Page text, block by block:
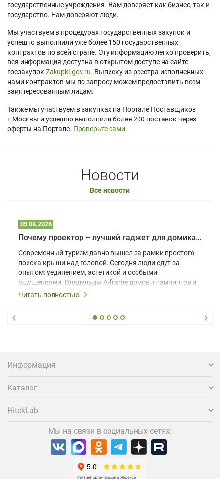
государственные учреждения. Нам доверяет как бизнес, так и
государство. Нам доверяют люди.
Мы участвуем в процедурах государственных закупок и
успешно выполнили уже более 150 государственных
контрактов по всей стране. Эту информацию легко проверить,
вся информация доступна в открытом доступе на сайте
госзакупок Zakupki.gov.ru. Выписку из реестра исполненных
нами контрактов мы по запросу можем предоставить всем
заинтересованным лицам.
Также мы участвуем в закупках на Портале Поставщиков
г.Москвы и успешно выполнили более 200 поставок через
оферты на Портале. Проверьте сами.
Новости
Все новости
05.08.2026
Почему проектор – лучший гаджет для домика в глэмпинге
Современный туризм давно вышел за рамки простого
поиска крыши над головой. Сегодня люди едут за
опытом: уединением, эстетикой и особыми
ощущениями. Владельцы A-frame домов, глэмпингов и
шале понимают, что конкуренция растет, и
вернуться и поделиться впечатлениями в соцсетях,
проектора.
Читать полностью
Информация
Каталог
HitekLab
Мы на связи в социальных сетях: